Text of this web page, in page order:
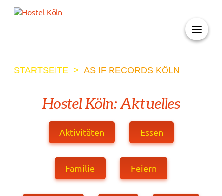
STARTSEITE > AS IF RECORDS KÖLN
Hostel Köln: Aktuelles
Aktivitäten Essen
Familie Feiern